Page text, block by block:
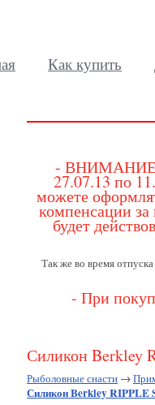
Как купить
- ВНИМАНИЕ!
27.07.13 по
можете
компенсации за
будет
Так же во время
- При
Силикон Berkley
Рыболовные снасти →
Силикон Berkley RIPPLE